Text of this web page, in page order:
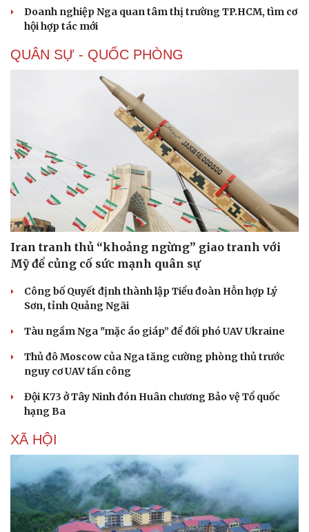
Sức khỏe
Dinh dưỡng - món ngon
Cây thuốc
Sản phụ khoa
Nhi khoa
Đời sống
Nhà đẹp
Blog
Tình yêu - Gia đình
Doanh nghiệp Nga quan tâm thị trường TP.HCM, tìm cơ
hội hợp tác mới
QUÂN SỰ - QUỐC PHÒNG
Iran tranh thủ “khoảng ngừng” giao tranh với
Mỹ để củng cố sức mạnh quân sự
Công bố Quyết định thành lập Tiểu đoàn Hỗn hợp Lý
Sơn, tỉnh Quảng Ngãi
Tàu ngầm Nga "mặc áo giáp” để đối phó UAV Ukraine
Thủ đô Moscow của Nga tăng cường phòng thủ trước
nguy cơ UAV tấn công
Đội K73 ở Tây Ninh đón Huân chương Bảo vệ Tổ quốc
hạng Ba
XÃ HỘI